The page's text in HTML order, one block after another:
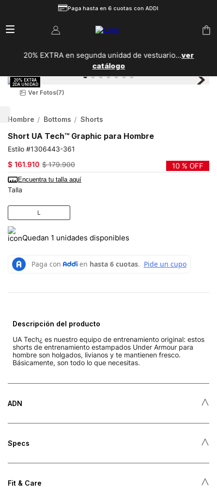
Paga hasta en 6 cuotas con ADDI
20% EXTRA en segunda unidad de vestuario...ver
catálogo
Ver Fotos(7)
Hombre Bottoms Shorts
Short UA Tech™ Graphic para Hombre
1306443-361
$ 161.910 $ 179.900 10 % OFF
Encuentra tu talla aquí
Talla
L
Quedan 1 unidades disponibles
Descripción del producto
UA Tech¿ es nuestro equipo de entrenamiento original: estos
shorts de entrenamiento estampados Under Armour para
hombre son holgados, livianos y te mantienen fresco.
Básicamente, son todo lo que necesitas.
ADN ˄
Specs ˄
Fit & Care ˄